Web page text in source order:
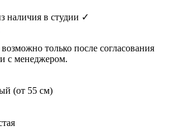
наличия в студии ✓
только после согласования
с менеджером.
(от 55 см)